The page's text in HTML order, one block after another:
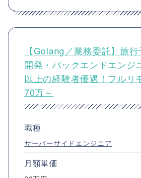
【Golang／業務委託】旅
開発・バックエンドエン
以上の経験者優遇！フルリ
70万～
職種
サーバーサイドエンジニア
月額単価